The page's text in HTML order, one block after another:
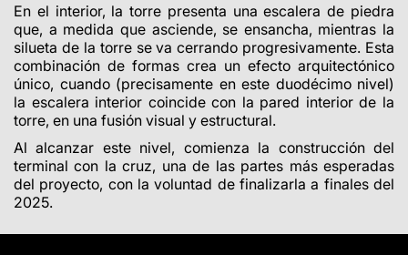
En el interior, la torre presenta una escalera de piedra
que, a medida que asciende, se ensancha, mientras la
silueta de la torre se va cerrando progresivamente. Esta
combinación de formas crea un efecto arquitectónico
único, cuando (precisamente en este duodécimo nivel)
la escalera interior coincide con la pared interior de la
torre, en una fusión visual y estructural.
Al alcanzar este nivel, comienza la construcción del
terminal con la cruz, una de las partes más esperadas
del proyecto, con la voluntad de finalizarla a finales del
2025.